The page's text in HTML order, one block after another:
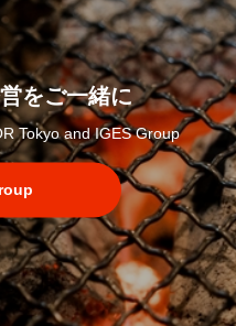
をご一緒に
Tokyo and IGES Group